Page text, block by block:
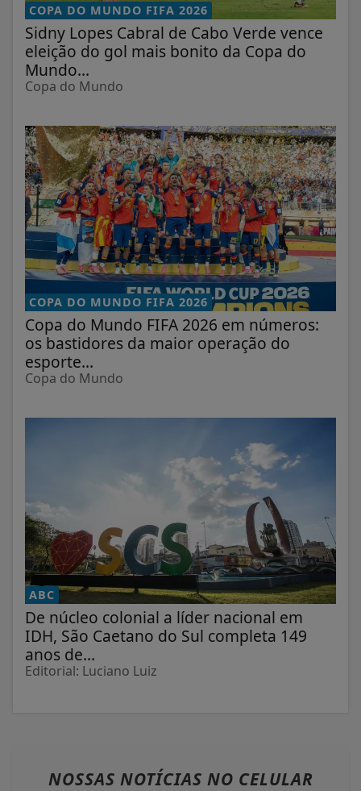
COPA DO MUNDO FIFA 2026
Sidny Lopes Cabral de Cabo Verde vence
eleição do gol mais bonito da Copa do
Mundo...
Copa do Mundo
COPA DO MUNDO FIFA 2026
Copa do Mundo FIFA 2026 em números:
os bastidores da maior operação do
esporte...
Copa do Mundo
ABC
De núcleo colonial a líder nacional em
IDH, São Caetano do Sul completa 149
anos de...
Editorial: Luciano Luiz
NOSSAS NOTÍCIAS NO CELULAR